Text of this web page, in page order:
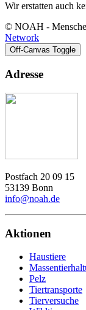
Wir erstatten auch
© NOAH -
Network
Off-Canvas Toggle
Adresse
Postfach 20 09 15
53139 Bonn
info@noah.de
Aktionen
Haustiere
Pelz
Tiertransporte
Tierversuche